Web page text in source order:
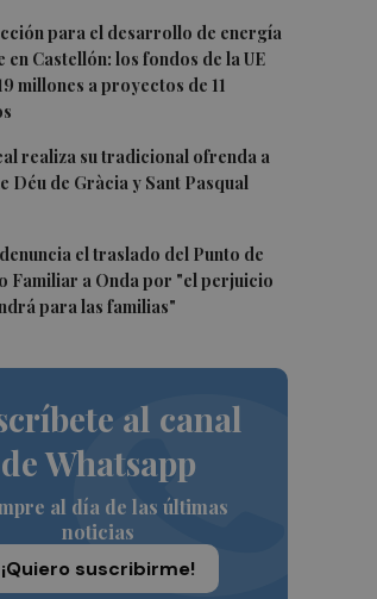
para el desarrollo de energía
en Castellón: los fondos de la UE
millones a proyectos de 11
realiza su tradicional ofrenda a
Déu de Gràcia y Sant Pasqual
el traslado del Punto de
Familiar a Onda por "el perjuicio
para las familias"
al canal
de Whatsapp
al día de las últimas
noticias
¡Quiero suscribirme!